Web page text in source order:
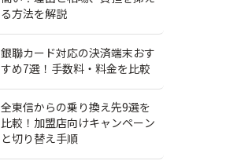
る方法を解説
銀聯カード対応の決済端末おす
すめ7選！手数料・料金を比較
全東信からの乗り換え先9選を
比較！加盟店向けキャンペーン
と切り替え手順